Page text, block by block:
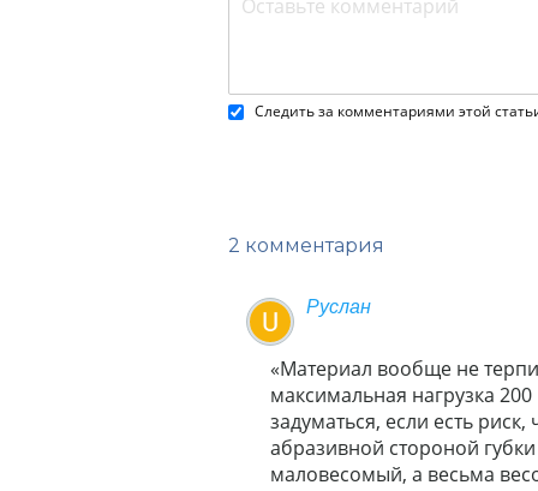
Следить за комментариями этой
2 комментария
Руслан
«Материал вообще не
максимальная нагрузка
задуматься, если есть
абразивной стороной
маловесомый, а весьма